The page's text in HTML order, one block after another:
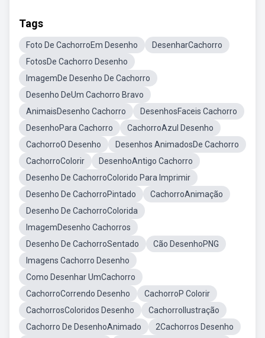
Tags
Foto De CachorroEm Desenho
DesenharCachorro
FotosDe Cachorro Desenho
ImagemDe Desenho De Cachorro
Desenho DeUm Cachorro Bravo
AnimaisDesenho Cachorro
DesenhosFaceis Cachorro
DesenhoPara Cachorro
CachorroAzul Desenho
CachorroO Desenho
Desenhos AnimadosDe Cachorro
CachorroColorir
DesenhoAntigo Cachorro
Desenho De CachorroColorido Para Imprimir
Desenho De CachorroPintado
CachorroAnimação
Desenho De CachorroColorida
ImagemDesenho Cachorros
Desenho De CachorroSentado
Cão DesenhoPNG
Imagens Cachorro Desenho
Como Desenhar UmCachorro
CachorroCorrendo Desenho
CachorroP Colorir
CachorrosColoridos Desenho
CachorroIlustração
Cachorro De DesenhoAnimado
2Cachorros Desenho